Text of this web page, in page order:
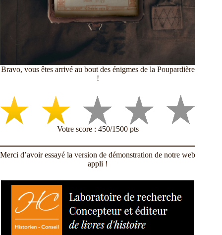
Bravo, vous êtes arrivé au bout des énigmes de la Poupardière
!
Votre score : 450/1500 pts
Merci d’avoir essayé la version de démonstration de notre web
appli !